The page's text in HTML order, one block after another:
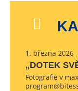
1. března 2026
„DOTEK
Fotografie v